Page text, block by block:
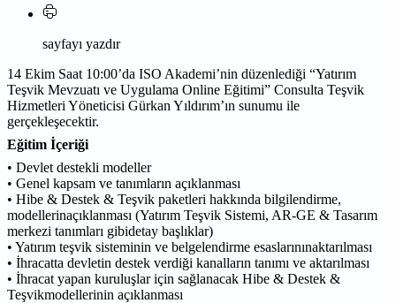
sayfayı yazdır
14 Ekim Saat 10:00’da ISO Akademi’nin düzenlediği “Yatırım
Teşvik Mevzuatı ve Uygulama Online Eğitimi” Consulta Teşvik
Hizmetleri Yöneticisi Gürkan Yıldırım’ın sunumu ile
gerçekleşecektir.
Eğitim İçeriği
• Devlet destekli modeller
• Genel kapsam ve tanımların açıklanması
• Hibe & Destek & Teşvik paketleri hakkında bilgilendirme,
modellerinaçıklanması (Yatırım Teşvik Sistemi, AR-GE & Tasarım
merkezi tanımları gibidetay başlıklar)
• Yatırım teşvik sisteminin ve belgelendirme esaslarınınaktarılması
• İhracatta devletin destek verdiği kanalların tanımı ve aktarılması
• İhracat yapan kuruluşlar için sağlanacak Hibe & Destek &
Teşvikmodellerinin açıklanması